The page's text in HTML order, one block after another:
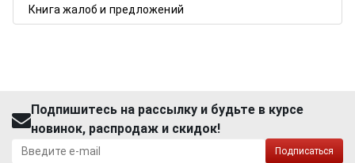
Книга жалоб и предложений
Подпишитесь на рассылку и будьте в курсе
новинок, распродаж и скидок!
Подписаться